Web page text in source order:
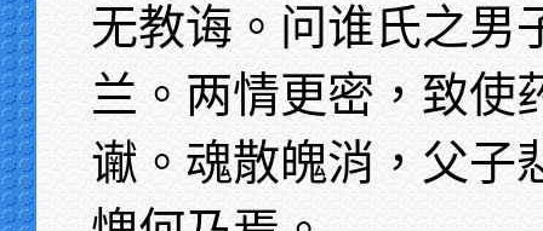
无教诲。问谁氏之男
兰。两情更密，致使
谳。魂散魄消，父子